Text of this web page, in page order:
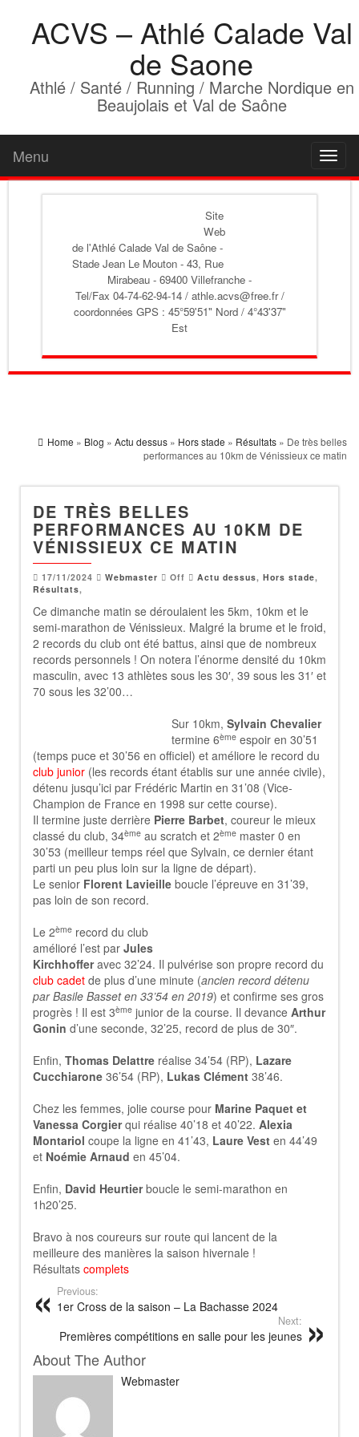
ACVS – Athlé Calade Val
de Saone
Athlé / Santé / Running / Marche Nordique en
Beaujolais et Val de Saône
Menu
Site
Web
de l'Athlé Calade Val de Saône -
Stade Jean Le Mouton - 43, Rue
Mirabeau - 69400 Villefranche -
Tel/Fax 04-74-62-94-14 / athle.acvs@free.fr /
coordonnées GPS : 45°59'51" Nord / 4°43'37"
Est
Home » Blog » Actu dessus » Hors stade » Résultats » De très belles
performances au 10km de Vénissieux ce matin
DE TRÈS BELLES
PERFORMANCES AU 10KM DE
VÉNISSIEUX CE MATIN
17/11/2024 Webmaster Off Actu dessus, Hors stade,
Résultats,
Ce dimanche matin se déroulaient les 5km, 10km et le
semi-marathon de Vénissieux. Malgré la brume et le froid,
2 records du club ont été battus, ainsi que de nombreux
records personnels ! On notera l’énorme densité du 10km
masculin, avec 13 athlètes sous les 30′, 39 sous les 31′ et
70 sous les 32’00…
Sur 10km, Sylvain Chevalier
termine 6ème espoir en 30’51
(temps puce et 30’56 en officiel) et améliore le record du
club junior (les records étant établis sur une année civile),
détenu jusqu’ici par Frédéric Martin en 31’08 (Vice-
Champion de France en 1998 sur cette course).
Il termine juste derrière Pierre Barbet, coureur le mieux
classé du club, 34ème au scratch et 2ème master 0 en
30’53 (meilleur temps réel que Sylvain, ce dernier étant
parti un peu plus loin sur la ligne de départ).
Le senior Florent Lavieille boucle l’épreuve en 31’39,
pas loin de son record.
Le 2ème record du club
amélioré l’est par Jules
Kirchhofferavec 32’24. Il pulvérise son propre record du
club cadet de plus d’une minute (ancien record détenu
par Basile Basset en 33’54 en 2019) et confirme ses gros
progrès ! Il est 3ème junior de la course. Il devance Arthur
Gonin d’une seconde, 32’25, record de plus de 30″.
Enfin, Thomas Delattre réalise 34’54 (RP), Lazare
Cucchiarone 36’54 (RP), Lukas Clément 38’46.
Chez les femmes, jolie course pour Marine Paquet et
Vanessa Corgierqui réalise 40’18 et 40’22. Alexia
Montariol coupe la ligne en 41’43, Laure Vest en 44’49
et Noémie Arnaud en 45’04.
Enfin, David Heurtierboucle le semi-marathon en
1h20’25.
Bravo à nos coureurs sur route qui lancent de la
meilleure des manières la saison hivernale !
Résultats complets
Previous:
1er Cross de la saison – La Bachasse 2024
Next:
Premières compétitions en salle pour les jeunes
About The Author
Webmaster